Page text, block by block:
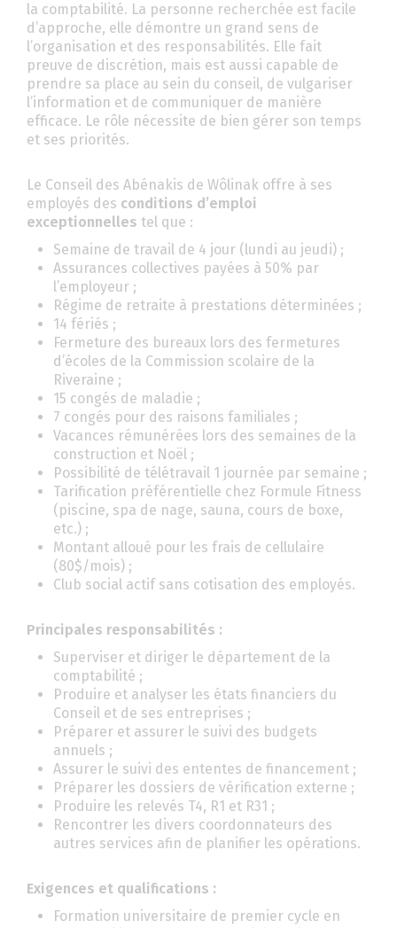
la comptabilité. La personne recherchée est facile
d’approche, elle démontre un grand sens de
l’organisation et des responsabilités. Elle fait
preuve de discrétion, mais est aussi capable de
prendre sa place au sein du conseil, de vulgariser
l’information et de communiquer de manière
efficace. Le rôle nécessite de bien gérer son temps
et ses priorités.
Le Conseil des Abénakis de Wôlinak offre à ses
employés des conditions d’emploi
exceptionnelles tel que :
Semaine de travail de 4 jour (lundi au jeudi) ;
Assurances collectives payées à 50% par
l’employeur ;
Régime de retraite à prestations déterminées ;
14 fériés ;
Fermeture des bureaux lors des fermetures
d’écoles de la Commission scolaire de la
Riveraine ;
15 congés de maladie ;
7 congés pour des raisons familiales ;
Vacances rémunérées lors des semaines de la
construction et Noël ;
Possibilité de télétravail 1 journée par semaine ;
Tarification préférentielle chez Formule Fitness
(piscine, spa de nage, sauna, cours de boxe,
etc.) ;
Montant alloué pour les frais de cellulaire
(80$/mois) ;
Club social actif sans cotisation des employés.
Principales responsabilités :
Superviser et diriger le département de la
comptabilité ;
Produire et analyser les états financiers du
Conseil et de ses entreprises ;
Préparer et assurer le suivi des budgets
annuels ;
Assurer le suivi des ententes de financement ;
Préparer les dossiers de vérification externe ;
Produire les relevés T4, R1 et R31 ;
Rencontrer les divers coordonnateurs des
autres services afin de planifier les opérations.
Exigences et qualifications :
Formation universitaire de premier cycle en